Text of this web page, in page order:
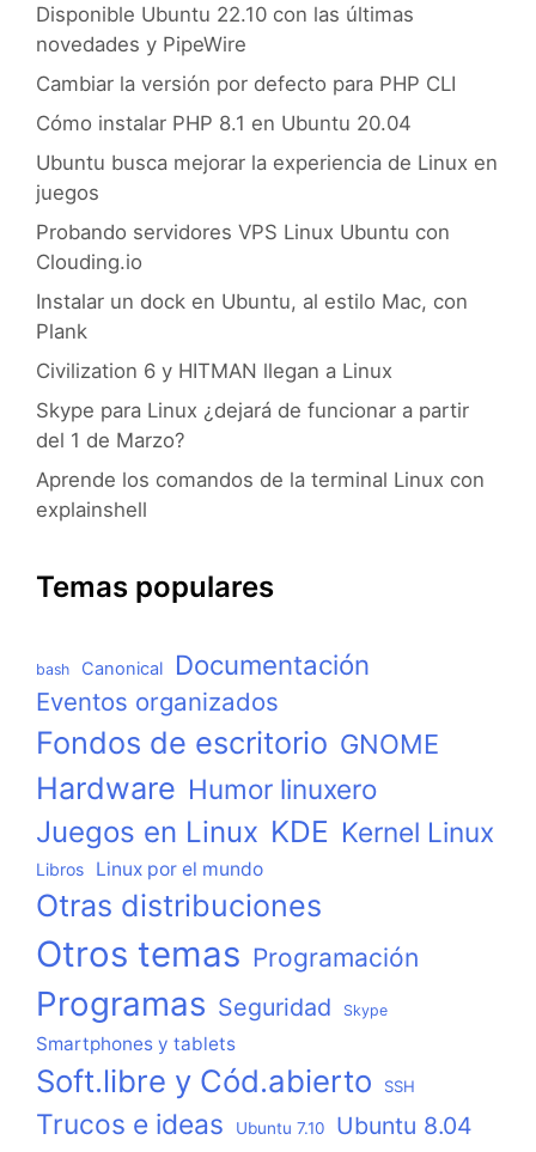
Disponible Ubuntu 22.10 con las últimas
novedades y PipeWire
Cambiar la versión por defecto para PHP CLI
Cómo instalar PHP 8.1 en Ubuntu 20.04
Ubuntu busca mejorar la experiencia de Linux en
juegos
Probando servidores VPS Linux Ubuntu con
Clouding.io
Instalar un dock en Ubuntu, al estilo Mac, con
Plank
Civilization 6 y HITMAN llegan a Linux
Skype para Linux ¿dejará de funcionar a partir
del 1 de Marzo?
Aprende los comandos de la terminal Linux con
explainshell
Temas populares
bash Canonical Documentación
Eventos organizados
Fondos de escritorio GNOME
Hardware Humor linuxero
Juegos en Linux KDE Kernel Linux
Libros Linux por el mundo
Otras distribuciones
Otros temas Programación
Programas Seguridad Skype
Smartphones y tablets
Soft.libre y Cód.abierto SSH
Trucos e ideas Ubuntu 7.10 Ubuntu 8.04